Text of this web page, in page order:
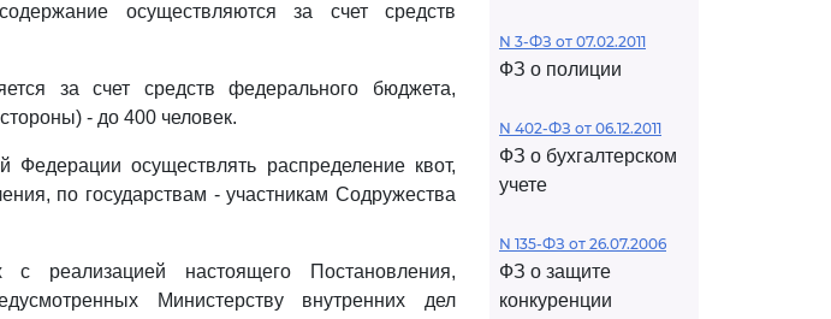
осуществляются за счет средств
за счет средств федерального бюджета,
- до 400 человек.
Федерации осуществлять распределение квот,
по государствам - участникам Содружества
реализацией настоящего Постановления,
Министерству внутренних дел
N 3-ФЗ от 07.02.2011
ФЗ о полиции
N 402-ФЗ от 06.12.2011
ФЗ о бухгалтерском
учете
N 135-ФЗ от 26.07.2006
ФЗ о защите
конкуренции